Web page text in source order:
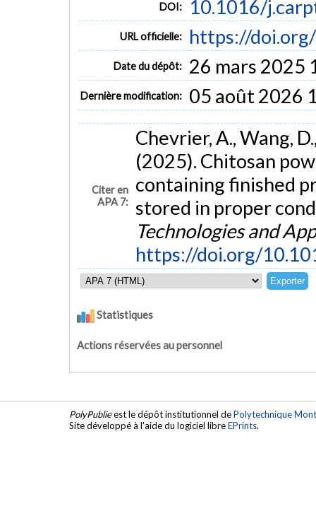
DOI: 10.1016/
URL officielle: https://
Date du dépôt: 26 mars 2025
Dernière modification: 05 août 2026
Citer en
APA 7:
Chevrier, A., Wang,
(2025). Chitosan
containing finished
stored in proper
Technologies and
https://doi.org/
Statistiques
Actions réservées au personnel
PolyPublieest le dépôt institutionnel dePolytechnique
Site développé à l'aide du logiciel libreEPrints.